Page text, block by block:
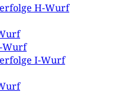
H-Wurf
Wurf
I-Wurf